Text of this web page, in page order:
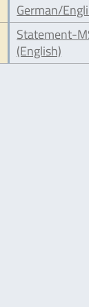
German/
Statement-
(English)